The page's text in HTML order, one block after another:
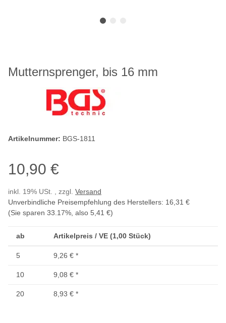
Mutternsprenger, bis 16 mm
Artikelnummer: BGS-1811
10,90 €
inkl. 19% USt. , zzgl. Versand
Unverbindliche Preisempfehlung des Herstellers: 16,31 €
(Sie sparen 33.17% , also 5,41 €)
ab Artikelpreis / VE (1,00 Stück)
5 9,26 € *
10 9,08 € *
20 8,93 € *